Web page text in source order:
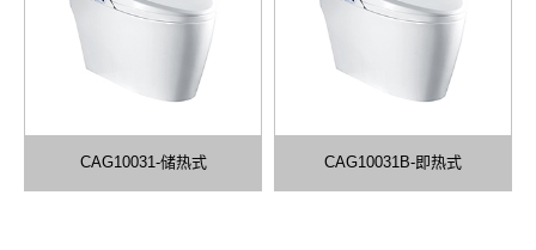
CAG10031-储热式 CAG10031B-即热式